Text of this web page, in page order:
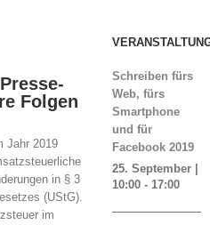
Folgen
Jahr 2019
in § 3
(UStG).
im
Schreiben fürs
Web, fürs
Smartphone
und für
Facebook 2019
25. September |
10:00- 17:00